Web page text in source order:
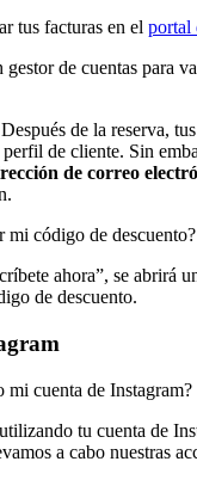
tus facturas en el portal
gestor de cuentas para
de la reserva,
de cliente. Sin
de correo
mi código de descuento?
ahora”, se abrirá
de descuento.
mi cuenta de Instagram?
tu cuenta de
a cabo nuestras